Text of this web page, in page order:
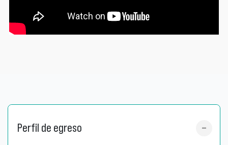
Perfil de egreso